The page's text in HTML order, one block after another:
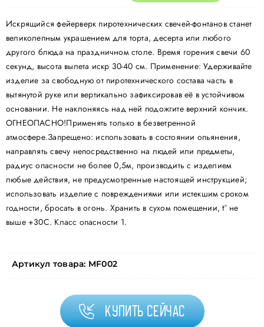
Искрящийся фейерверк пиротехнических свечей-фонтанов станет
великолепным украшением для торта, десерта или любого
другого блюда на праздничном столе. Время горения свечи 60
секунд, высота вылета искр 30-40 см. Применение: Удерживайте
изделие за свободную от пиротехнического состава часть в
вытянутой руке или вертикально зафиксировав её в устойчивом
основании. Не наклоняясь над ней подожгите верхний кончик.
ОГНЕОПАСНО!Применять только в безветренной
атмосфере.Запрещено: использовать в состоянии опьянения,
направлять свечу непосредственно на людей или предметы,
радиус опасности не более 0,5м, производить с изделием
любые действия, не предусмотренные настоящей инструкцией;
использовать изделие с повреждениями или истекшим сроком
годности, бросать в огонь. Хранить в сухом помещении, t° не
выше +30С. Класс опасности 1.
Артикул товара: MF002
Купить сейчас